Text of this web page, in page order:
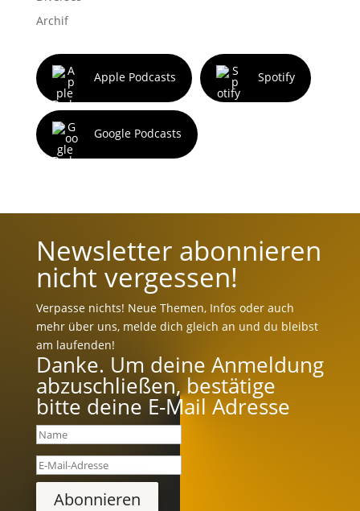
Archif
Apple Podcasts Spotify
Google Podcasts
Newsletter abonnieren
nicht vergessen!
Verpasse nichts! Neue Themen, Infos oder auch
mehr über uns, melde dich gleich an und du bleibst
am laufenden!
Danke. Um deine Anmeldung
abzuschließen, bestätige
bitte deine E-Mail Adresse
Abonnieren